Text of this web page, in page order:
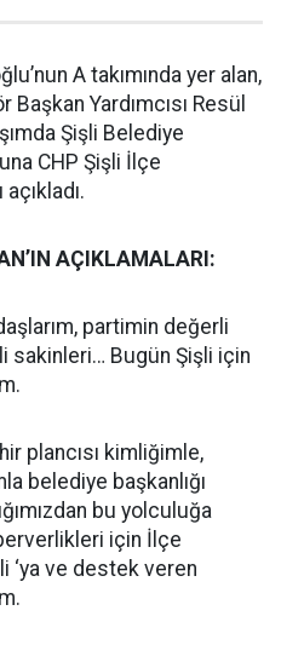
A takımında yer alan,
Yardımcısı Resül
Şişli Belediye
CHP Şişli İlçe
açıkladı.
AÇIKLAMALARI:
partimin değerli
sakinleri… Bugün Şişli için
plancısı kimliğimle,
belediye başkanlığı
bu yolculuğa
için İlçe
‘ya ve destek veren